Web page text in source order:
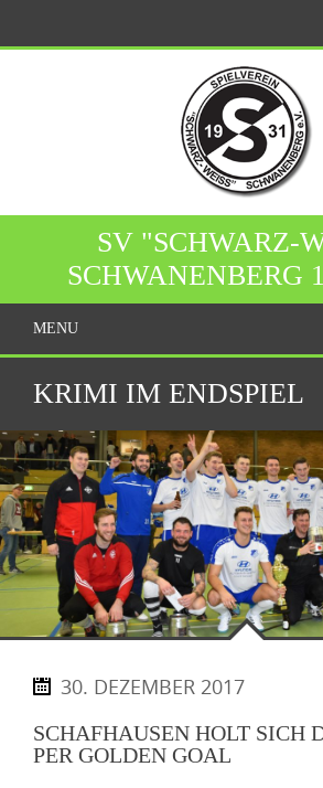
SV "SCHWARZ-
SCHWANENBERG
MENU
KRIMI IM ENDSPIEL
30. DEZEMBER 2017
SCHAFHAUSEN HOLT SICH
PER GOLDEN GOAL